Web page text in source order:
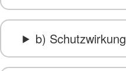
b) Schutzwirkung